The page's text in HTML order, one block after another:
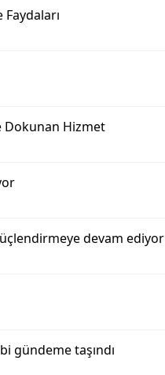
Dokunan Hizmet
devam ediyor
gündeme taşındı